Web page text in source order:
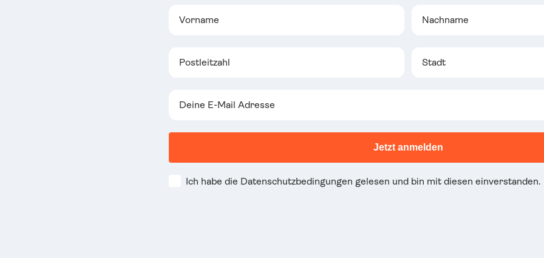
Jetzt anmelden
Datenschutz
Ich habe die Datenschutzbedingungen gelesen und bin mit diesen einverstanden.